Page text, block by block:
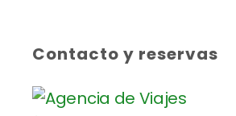
Contacto y reservas